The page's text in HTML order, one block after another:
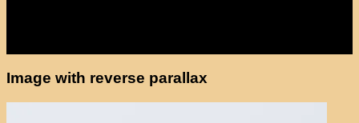
Image with reverse parallax